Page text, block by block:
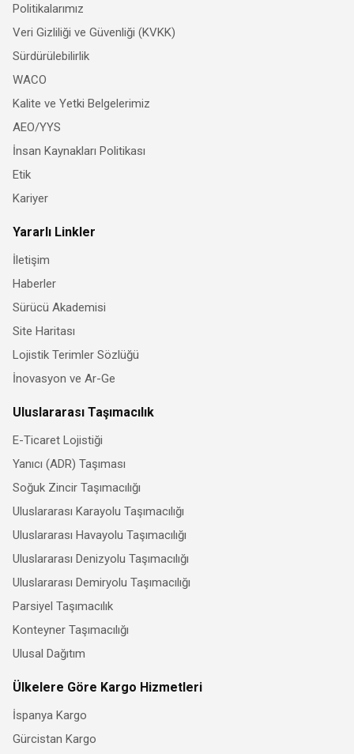
Politikalarımız
Veri Gizliliği ve Güvenliği (KVKK)
Sürdürülebilirlik
WACO
Kalite ve Yetki Belgelerimiz
AEO/YYS
İnsan Kaynakları Politikası
Etik
Kariyer
Yararlı Linkler
İletişim
Haberler
Sürücü Akademisi
Site Haritası
Lojistik Terimler Sözlüğü
İnovasyon ve Ar-Ge
Uluslararası Taşımacılık
E-Ticaret Lojistiği
Yanıcı (ADR) Taşıması
Soğuk Zincir Taşımacılığı
Uluslararası Karayolu Taşımacılığı
Uluslararası Havayolu Taşımacılığı
Uluslararası Denizyolu Taşımacılığı
Uluslararası Demiryolu Taşımacılığı
Parsiyel Taşımacılık
Konteyner Taşımacılığı
Ulusal Dağıtım
Ülkelere Göre Kargo Hizmetleri
İspanya Kargo
Gürcistan Kargo